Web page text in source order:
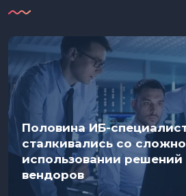
Половина ИБ-
сталкивались со
использовании решений
вендоров